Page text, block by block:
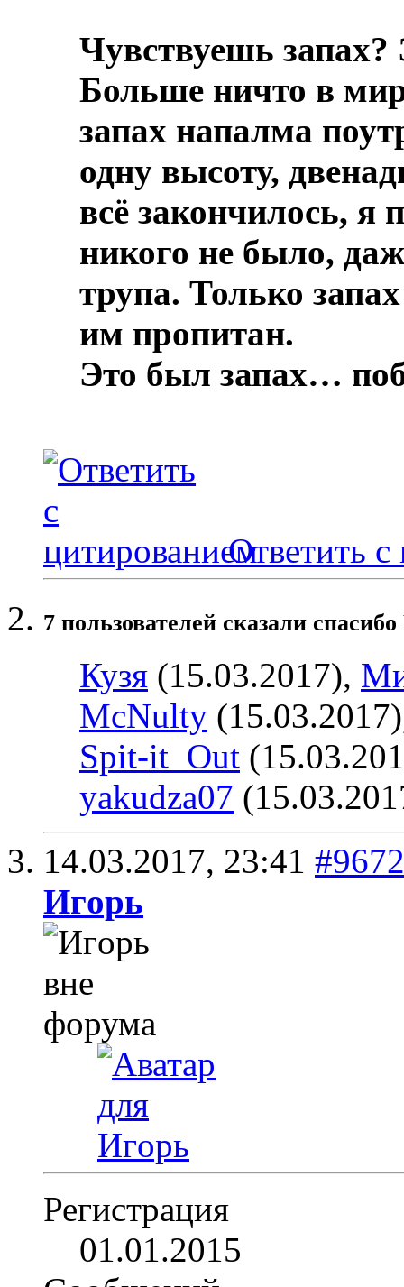
Чувствуешь
Больше ничто в
запах напалма
одну высоту,
всё закончилось, я
никого не было,
трупа. Только
им пропитан.
Это был запах…
Ответить с
7 пользователей сказали
Кузя (15.03.2017),
McNulty
Spit-it_Out
yakudza07
14.03.2017, 23:41 #9672
Игoрь
Регистрация
01.01.2015